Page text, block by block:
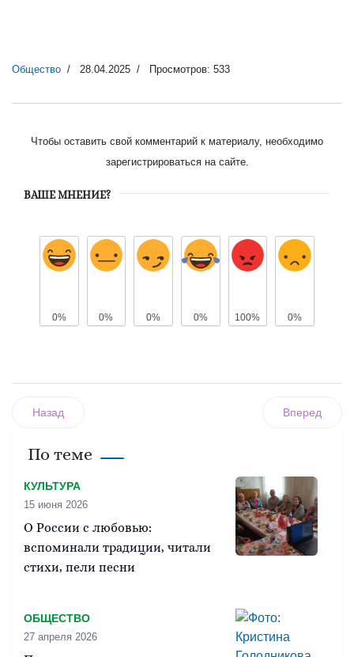
Общество 28.04.2025 Просмотров: 533
Чтобы оставить свой комментарий к материалу, необходимо
зарегистрироваться на сайте.
ВАШЕ МНЕНИЕ?
0% 0% 0% 0% 100% 0%
Назад Вперед
По теме
КУЛЬТУРА
15 июня 2026
О России с любовью:
вспоминали традиции, читали
стихи, пели песни
ОБЩЕСТВО
27 апреля 2026